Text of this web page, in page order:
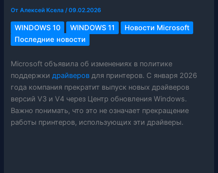
ОтАлексей Ксела/09.02.2026
WINDOWS 10 WINDOWS 11
Новости Microsoft
Последние новости
Microsoft объявила об изменениях в политике
поддержкидрайверов для принтеров. С января 2026
года компания прекратит выпуск новых драйверов
версий V3 и V4 через Центр обновления Windows.
Важно понимать, что это не означает прекращение
работы принтеров, использующих эти драйверы.